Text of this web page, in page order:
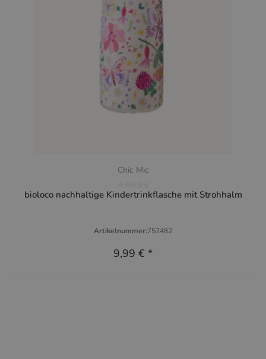
Chic Mic
bioloco nachhaltige Kindertrinkflasche mit Strohhalm
Artikelnummer:752482
9,99 € *